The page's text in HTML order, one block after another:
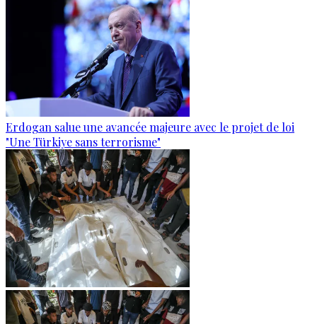
Erdogan salue une avancée majeure avec le projet de loi
"Une Türkiye sans terrorisme"